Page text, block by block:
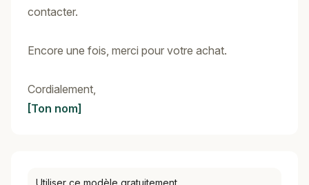
contacter.
Encore une fois, merci pour votre achat.
Cordialement,
[Ton nom]
Utiliser ce modèle gratuitement